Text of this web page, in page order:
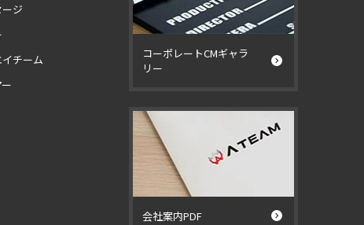
ジ
チーム
コーポレートCMギャラ
リー
会社案内PDF